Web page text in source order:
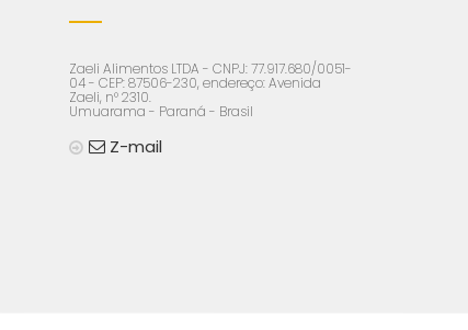
Zaeli Alimentos LTDA - CNPJ: 77.917.680/0051-
04 - CEP: 87506-230, endereço: Avenida
Zaeli, n° 2310.
Umuarama - Paraná - Brasil
Z-mail